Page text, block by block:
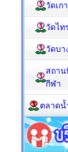
วัดเก
วัดไท
วัดบ
สถาน
กีฬา
ตลาดน้